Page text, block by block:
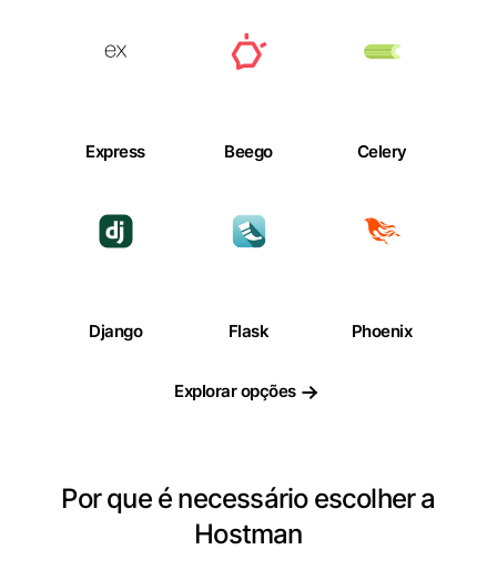
Express Beego Celery
Django Flask Phoenix
Explorar opções
Por que é necessário escolher a
Hostman